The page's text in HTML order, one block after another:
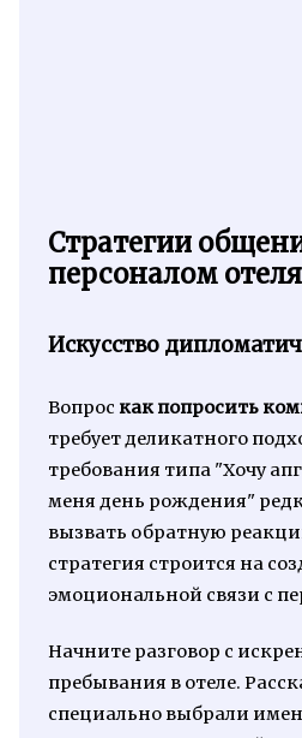
Стратегии
персоналом отеля
Искусство
Вопрос как попросить
требует деликатного
требования типа "Хочу
меня день рождения"
вызвать обратную
стратегия строится на
эмоциональной связи с
Начните разговор с
пребывания в отеле.
специально выбрали